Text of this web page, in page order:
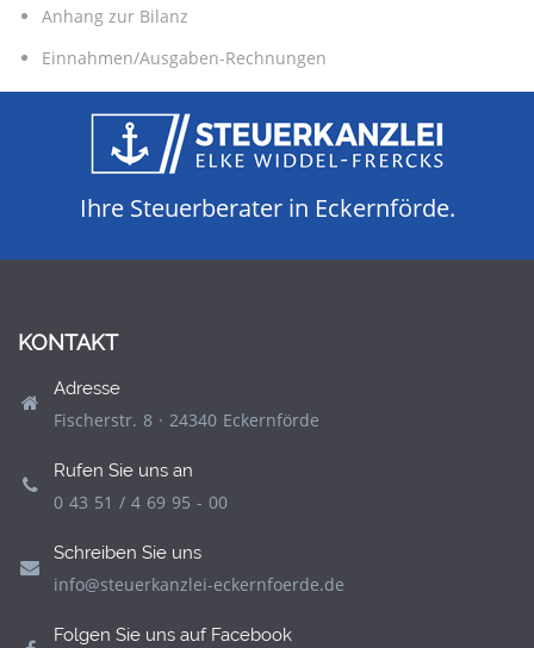
Anhang zur Bilanz
Einnahmen/Ausgaben-Rechnungen
Ihre Steuerberater in Eckernförde.
KONTAKT
Adresse
Fischerstr. 8 · 24340 Eckernförde
Rufen Sie uns an
0 43 51 / 4 69 95 - 00
Schreiben Sie uns
info@steuerkanzlei-eckernfoerde.de
Folgen Sie uns auf Facebook